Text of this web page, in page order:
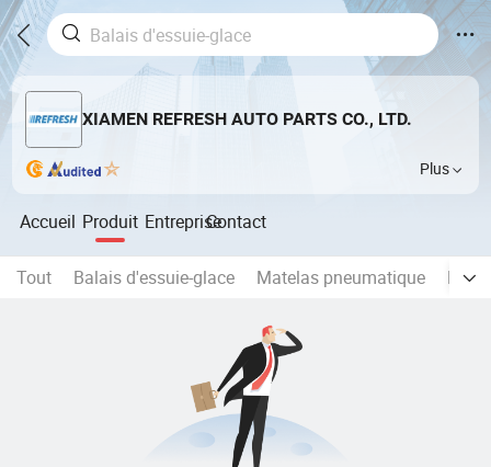
XIAMEN REFRESH AUTO PARTS CO., LTD.
Plus
Accueil Produit EntrepriseContact
Tout Balais d'essuie-glace Matelas pneumatique